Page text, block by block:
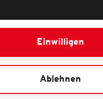
Einwilligen
Ablehnen